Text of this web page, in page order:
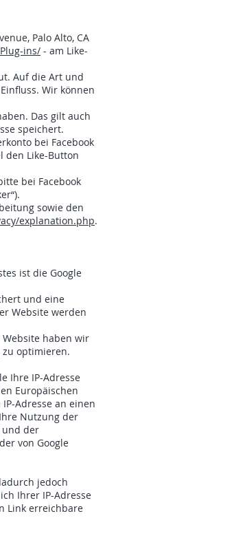
Palo Alto, CA
ins/ - am Like-
Auf die Art und
Wir können
Das gilt auch
speichert.
bei Facebook
den Like-Button
bei Facebook
sowie den
explanation.php.
ist die Google
und eine
Website werden
Website haben wir
zu optimieren.
Ihre IP-Adresse
Europäischen
Adresse an einen
Nutzung der
und der
von Google
jedoch
Ihrer IP-Adresse
Link erreichbare